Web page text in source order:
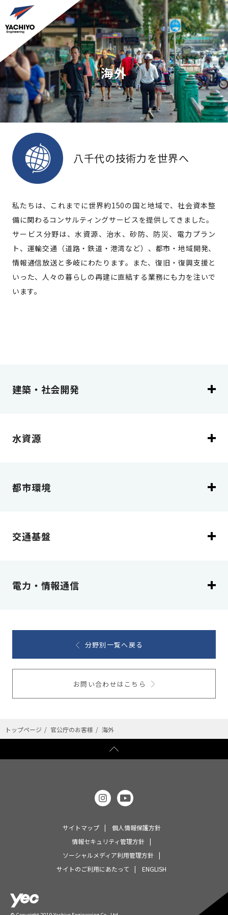
海外
八千代の技術力を世界へ
私たちは、これまでに世界約150の国と地域で、社会資本整
備に関わるコンサルティングサービスを提供してきました。
サービス分野は、水資源、治水、砂防、防災、電力プラン
ト、運輸交通（道路・鉄道・港湾など）、都市・地域開発、
情報通信放送と多岐にわたります。また、復旧・復興支援と
いった、人々の暮らしの再建に直結する業務にも力を注いで
います。
建築・社会開発
水資源
都市環境
交通基盤
電力・情報通信
分野別一覧へ戻る
お問い合わせはこちら
トップページ 官公庁のお客様 海外
サイトマップ
個人情報保護方針
情報セキュリティ管理方針
ソーシャルメディア利用管理方針
サイトのご利用にあたって
ENGLISH